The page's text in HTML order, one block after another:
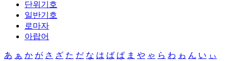
단위기호
일반기호
로마자
아랍어
あ ぁ か が さ ざ た だ な は ば ぱ ま や ゃ ら わ ゎ ん い ぃ